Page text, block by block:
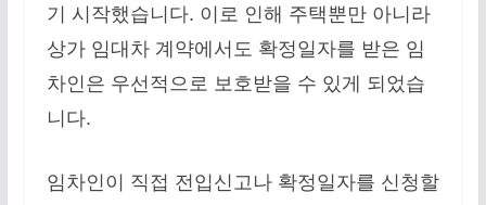
기 시작했습니다. 이로 인해 주택뿐만 아니라
상가 임대차 계약에서도 확정일자를 받은 임
차인은 우선적으로 보호받을 수 있게 되었습
니다.
임차인이 직접 전입신고나 확정일자를 신청할